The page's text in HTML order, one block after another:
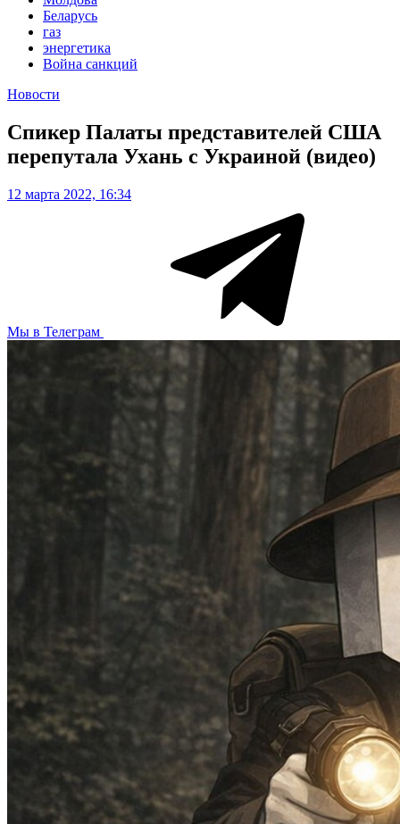
Беларусь
газ
энергетика
Война санкций
Новости
Спикер Палаты представителей США
перепутала Ухань с Украиной (видео)
12 марта 2022, 16:34
Мы в Телеграм